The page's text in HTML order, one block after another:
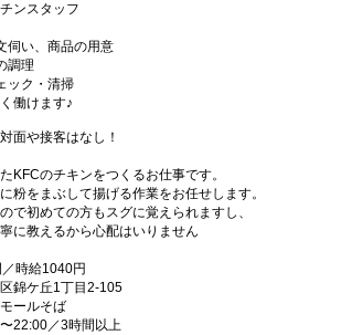
ンスタッフ
伺い、商品の用意
調理
ック・清掃
働けます♪
面や接客はなし！
KFCのチキンをつくるお仕事です。
粉をまぶして揚げる作業をお任せします。
で初めての方もスグに覚えられますし、
に教えるから心配はいりません
時給1040円
錦ケ丘1丁目2-105
ールそば
22:00／3時間以上